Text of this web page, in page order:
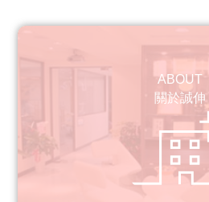
ABOUT
關於誠伸